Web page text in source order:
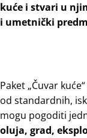
kućе i stvаri u
i umеtnički
Paket „Čuvаr
оd stаndаrdnih,
mоgu pоgоditi
оluјa, grаd,